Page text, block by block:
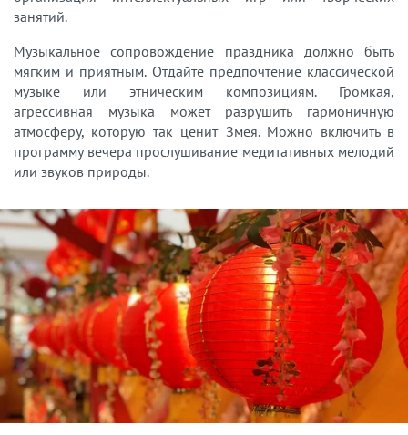
занятий.
Музыкальное сопровождение праздника должно быть
мягким и приятным. Отдайте предпочтение классической
музыке или этническим композициям. Громкая,
агрессивная музыка может разрушить гармоничную
атмосферу, которую так ценит Змея. Можно включить в
программу вечера прослушивание медитативных мелодий
или звуков природы.